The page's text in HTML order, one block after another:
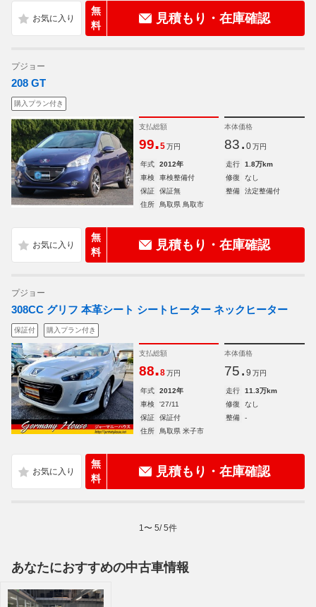
無
料
見積もり・在庫確認
プジョー
208 GT
購入プラン付き
支払総額
99.5 万円
本体価格
83. 0 万円
年式 2012年 走行
1.8万km
車検
車検整備付 修復
なし
保証
保証無 整備
法定整備付
住所
鳥取県 鳥取市
無
料
見積もり・在庫確認
プジョー
308CC グリフ 本革シート シートヒーター ネックヒーター
保証付 購入プラン付き
支払総額
88.8 万円
本体価格
75. 9 万円
年式 2012年 走行
11.3万km
車検
'27/11 修復
なし
保証
保証付 整備
-
住所
鳥取県 米子市
無
料
見積もり・在庫確認
1 〜 5/5件
あなたにおすすめの中古車情報